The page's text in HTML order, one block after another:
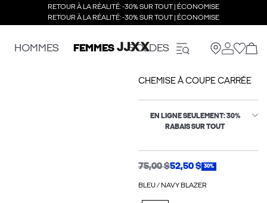
RETOUR À LA RÉALITÉ: -30% SUR TOUT | ÉCONOMISE
RETOUR À LA RÉALITÉ: -30% SUR TOUT | ÉCONOMISE
HOMMES FEMMES SOLDES
CHEMISE À COUPE CARRÉE
EN LIGNE SEULEMENT: 30%
RABAIS SUR TOUT
75,00 $52,50 $ 30%
BLEU / NAVY BLAZER